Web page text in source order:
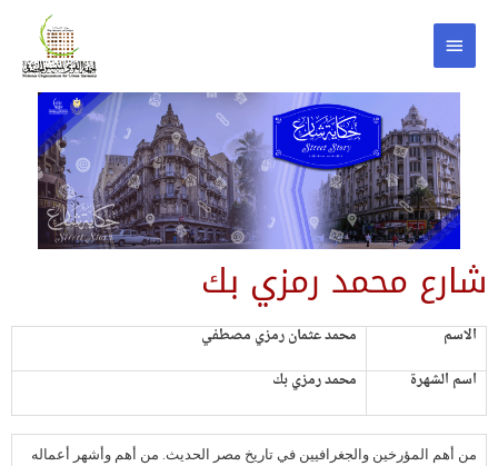
شارع محمد رمزي بك
الاسم
محمد عثمان رمزي مصطفي
اسم الشهرة
محمد رمزي بك
من أهم المؤرخين والجغرافيين في تاريخ مصر الحديث. من أهم وأشهر أعماله